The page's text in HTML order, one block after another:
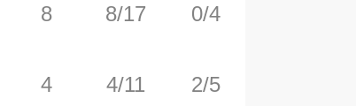
8
4
8/17
4/11
0/4
2/5